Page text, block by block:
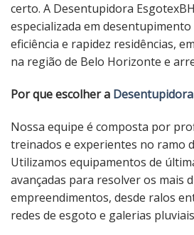
certo. A Desentupidora
especializada em
eficiência e rapidez residências,
na região de Belo Horizonte e
Por que escolher a Desentupidora
Nossa equipe é composta por
treinados e experientes no ramo
Utilizamos equipamentos de
avançadas para resolver os mais
empreendimentos, desde ralos
redes de esgoto e galerias